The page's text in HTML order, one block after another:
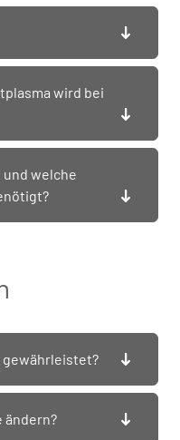
wird bei
welche
gewährleistet?
ändern?